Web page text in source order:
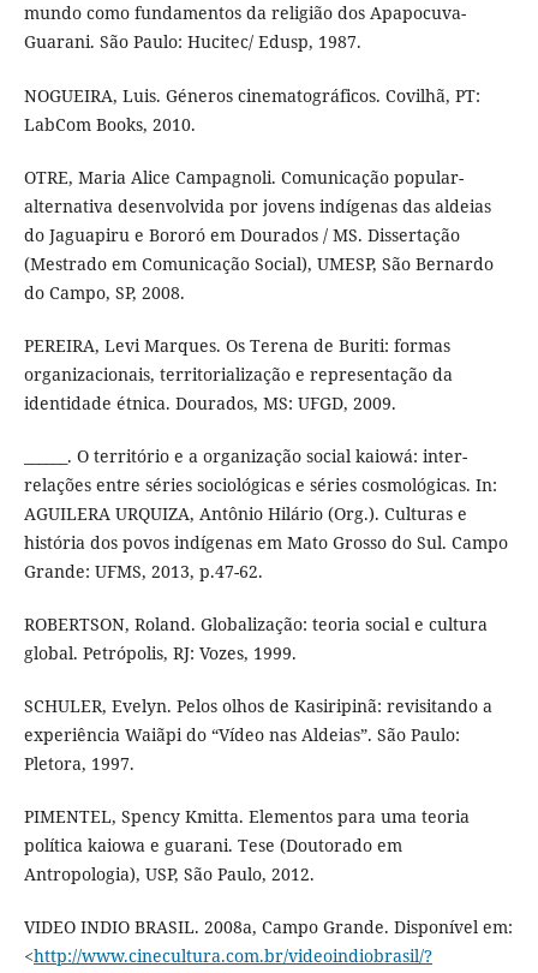
mundo como fundamentos da religião dos Apapocuva-
Guarani. São Paulo: Hucitec/ Edusp, 1987.
NOGUEIRA, Luis. Géneros cinematográficos. Covilhã, PT:
LabCom Books, 2010.
OTRE, Maria Alice Campagnoli. Comunicação popular-
alternativa desenvolvida por jovens indígenas das aldeias
do Jaguapiru e Bororó em Dourados / MS. Dissertação
(Mestrado em Comunicação Social), UMESP, São Bernardo
do Campo, SP, 2008.
PEREIRA, Levi Marques. Os Terena de Buriti: formas
organizacionais, territorialização e representação da
identidade étnica. Dourados, MS: UFGD, 2009.
______. O território e a organização social kaiowá: inter-
relações entre séries sociológicas e séries cosmológicas. In:
AGUILERA URQUIZA, Antônio Hilário (Org.). Culturas e
história dos povos indígenas em Mato Grosso do Sul. Campo
Grande: UFMS, 2013, p.47-62.
ROBERTSON, Roland. Globalização: teoria social e cultura
global. Petrópolis, RJ: Vozes, 1999.
SCHULER, Evelyn. Pelos olhos de Kasiripinã: revisitando a
experiência Waiãpi do “Vídeo nas Aldeias”. São Paulo:
Pletora, 1997.
PIMENTEL, Spency Kmitta. Elementos para uma teoria
política kaiowa e guarani. Tese (Doutorado em
Antropologia), USP, São Paulo, 2012.
VIDEO INDIO BRASIL. 2008a, Campo Grande. Disponível em:
<http://www.cinecultura.com.br/videoindiobrasil/?